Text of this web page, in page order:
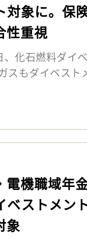
対象に。保
性重視
化石燃料ダイ
スもダイベス
電機職域年
ベストメン
象